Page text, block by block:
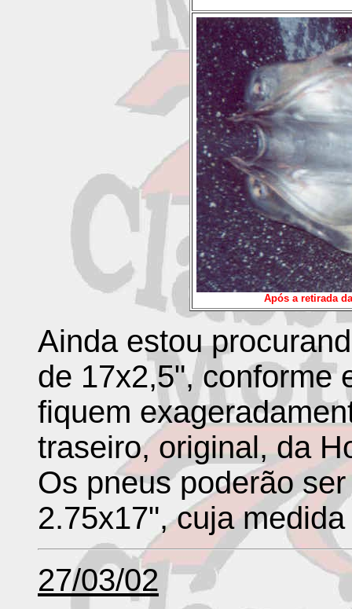
Após a retirada
Ainda estou
de 17x2,5", conforme
fiquem
traseiro, original, da
Os pneus poderão
2.75x17", cuja
27/03/02